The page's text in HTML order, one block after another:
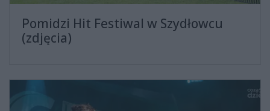
Pomidzi Hit Festiwal w Szydłowcu
(zdjęcia)